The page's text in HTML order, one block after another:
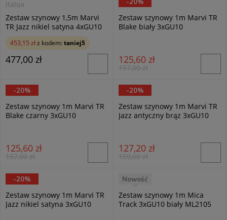
Italux
Zestaw szynowy 1,5m Marvi
TR Jazz nikiel satyna 4xGU10
453,15 złz kodem: taniej5
477,00 zł
Italux
Zestaw szynowy 1m Marvi TR
Blake biały 3xGU10
125,60 zł
157,00 zł
Italux
Zestaw szynowy 1m Marvi TR
Blake czarny 3xGU10
125,60 zł
157,00 zł
-20%
Italux
Zestaw szynowy 1m Marvi TR
Jazz antyczny brąz 3xGU10
127,20 zł
159,00 zł
-20%
Italux
Zestaw szynowy 1m Marvi TR
Jazz nikiel satyna 3xGU10
-20%
Milagro
Zestaw szynowy 1m Mica
Track 3xGU10 biały ML2105
Nowość